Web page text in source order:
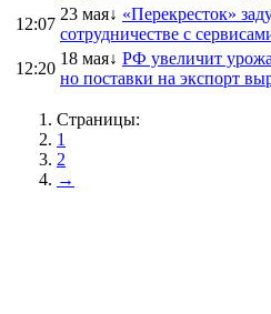
12:07
23 мая↓ «Перекресток»
сотрудничестве с
12:20
18 мая↓ РФ увеличит
но поставки на экспорт
Страницы:
1
2
→